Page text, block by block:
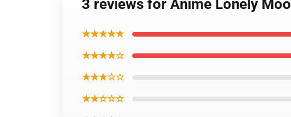
3 reviews for Anime Lonely
★★★★★
★★★★☆
★★★☆☆
★★☆☆☆